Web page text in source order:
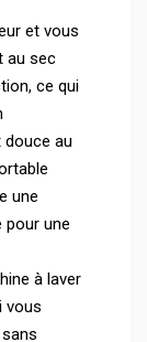
et vous
au sec
ce qui
au
une
une
à laver
vous